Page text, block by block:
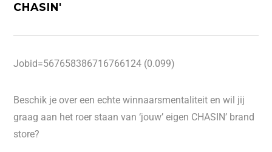
CHASIN'
Jobid=567658386716766124 (0.099)
Beschik je over een echte winnaarsmentaliteit en wil jij
graag aan het roer staan van ‘jouw’ eigen CHASIN’ brand
store?